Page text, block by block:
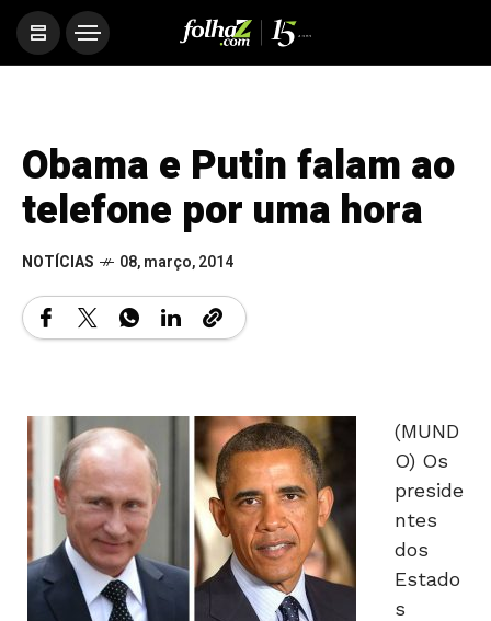
Obama e Putin falam ao
telefone por uma hora
NOTÍCIAS 08, março, 2014
(MUND
O) Os
preside
ntes
dos
Estado
s